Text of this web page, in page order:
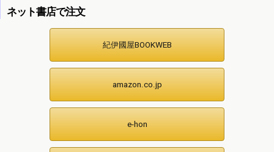
ネット書店で注文
紀伊國屋BOOKWEB
amazon.co.jp
e-hon